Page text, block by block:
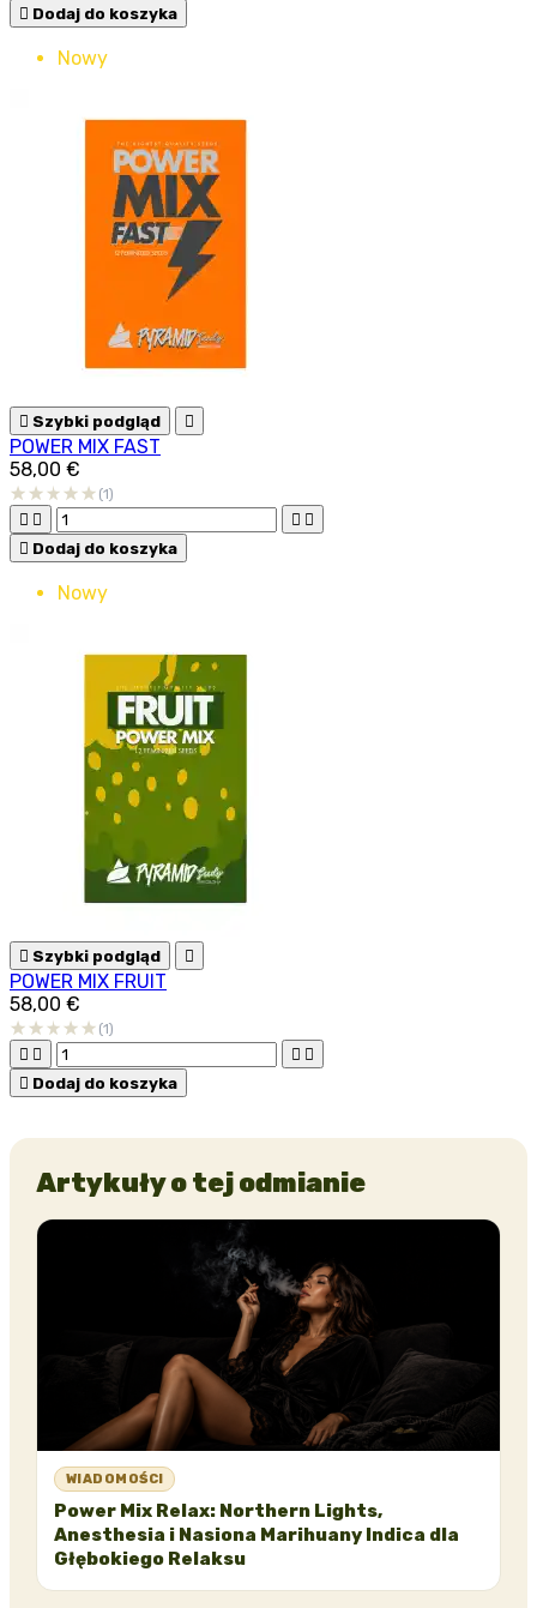
 Dodaj do koszyka
Nowy
 Szybki podgląd 
POWER MIX FAST
58,00 €
(1)
   
 Dodaj do koszyka
Nowy
 Szybki podgląd 
POWER MIX FRUIT
58,00 €
(1)
   
 Dodaj do koszyka
Artykuły o tej odmianie
WIADOMOŚCI
Power Mix Relax: Northern Lights,
Anesthesia i Nasiona Marihuany Indica dla
Głębokiego Relaksu